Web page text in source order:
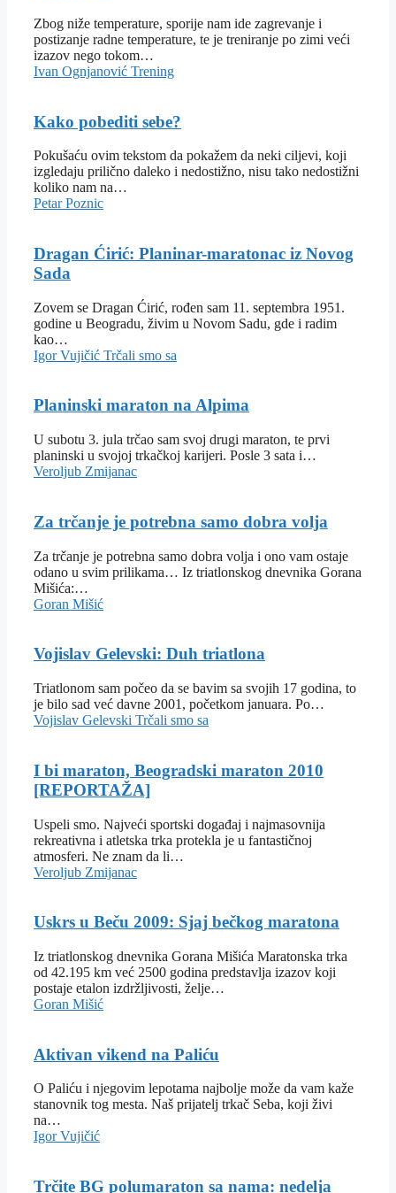
Zbog niže temperature, sporije nam ide zagrevanje i
postizanje radne temperature, te je treniranje po zimi veći
izazov nego tokom…
Ivan Ognjanović Trening
Kako pobediti sebe?
Pokušaću ovim tekstom da pokažem da neki ciljevi, koji
izgledaju prilično daleko i nedostižno, nisu tako nedostižni
koliko nam na…
Petar Poznic
Dragan Ćirić: Planinar-maratonac iz Novog
Sada
Zovem se Dragan Ćirić, rođen sam 11. septembra 1951.
godine u Beogradu, živim u Novom Sadu, gde i radim
kao…
Igor Vujičić Trčali smo sa
Planinski maraton na Alpima
U subotu 3. jula trčao sam svoj drugi maraton, te prvi
planinski u svojoj trkačkoj karijeri. Posle 3 sata i…
Veroljub Zmijanac
Za trčanje je potrebna samo dobra volja
Za trčanje je potrebna samo dobra volja i ono vam ostaje
odano u svim prilikama… Iz triatlonskog dnevnika Gorana
Mišića:…
Goran Mišić
Vojislav Gelevski: Duh triatlona
Triatlonom sam počeo da se bavim sa svojih 17 godina, to
je bilo sad već davne 2001, početkom januara. Po…
Vojislav Gelevski Trčali smo sa
I bi maraton, Beogradski maraton 2010
[REPORTAŽA]
Uspeli smo. Najveći sportski događaj i najmasovnija
rekreativna i atletska trka protekla je u fantastičnoj
atmosferi. Ne znam da li…
Veroljub Zmijanac
Uskrs u Beču 2009: Sjaj bečkog maratona
Iz triatlonskog dnevnika Gorana Mišića Maratonska trka
od 42.195 km već 2500 godina predstavlja izazov koji
postaje etalon izdržljivosti, želje…
Goran Mišić
Aktivan vikend na Paliću
O Paliću i njegovim lepotama najbolje može da vam kaže
stanovnik tog mesta. Naš prijatelj trkač Seba, koji živi
na…
Igor Vujičić
Trčite BG polumaraton sa nama: nedelja